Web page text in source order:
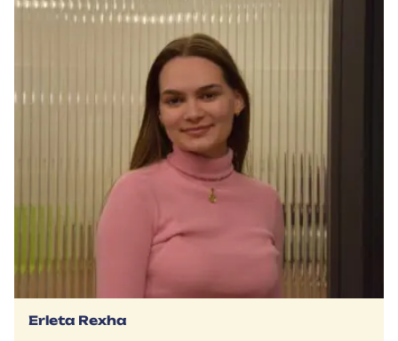
Erleta Rexha